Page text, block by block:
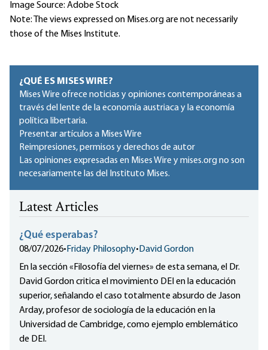
Image Source: Adobe Stock
Note: The views expressed on Mises.org are not necessarily
those of the Mises Institute.
¿QUÉ ES MISES WIRE?
Mises Wire ofrece noticias y opiniones contemporáneas a
través del lente de la economía austriaca y la economía
política libertaria.
Presentar artículos a Mises Wire
Reimpresiones, permisos y derechos de autor
Las opiniones expresadas en Mises Wire y mises.org no son
necesariamente las del Instituto Mises.
Latest Articles
¿Qué esperabas?
08/07/2026• Friday Philosophy• David Gordon
En la sección «Filosofía del viernes» de esta semana, el Dr.
David Gordon critica el movimiento DEI en la educación
superior, señalando el caso totalmente absurdo de Jason
Arday, profesor de sociología de la educación en la
Universidad de Cambridge, como ejemplo emblemático
de DEI.